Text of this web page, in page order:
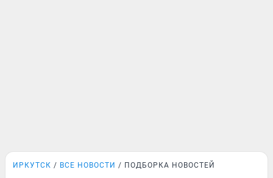
ИРКУТСК ВСЕ НОВОСТИ ПОДБОРКА НОВОСТЕЙ